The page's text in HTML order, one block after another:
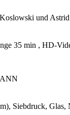
und Astrid
35 min , HD-
Siebdruck, Glas,